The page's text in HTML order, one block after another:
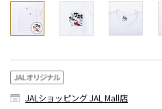
JALショッピング JAL Mall店